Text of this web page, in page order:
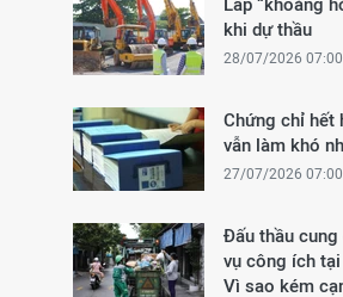
Lấp “khoảng
khi dự thầu
28/07/2026 07:00
Chứng chỉ hết
vẫn làm khó
27/07/2026 07:00
Đấu thầu cung
vụ công ích tại
Vì sao kém